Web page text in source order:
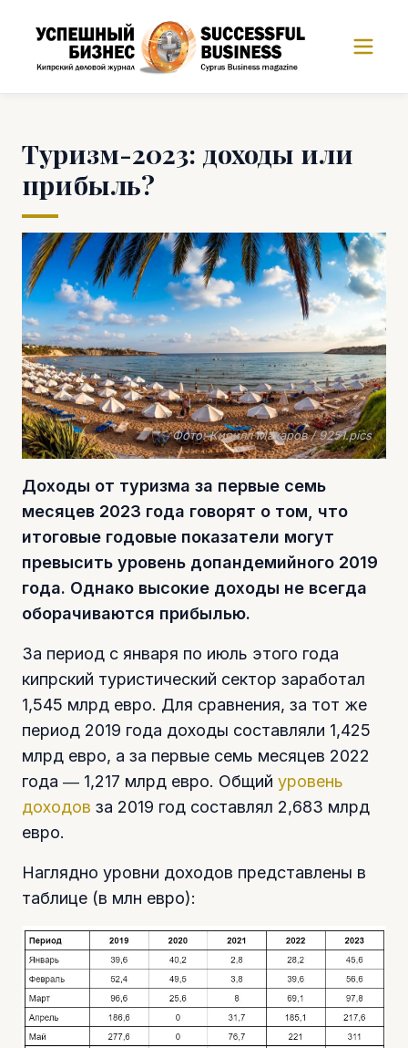
Туризм-2023: доходы или
прибыль?
Фото: Кирилл Макаров / 9251.pics
Доходы от туризма за первые семь
месяцев 2023 года говорят о том, что
итоговые годовые показатели могут
превысить уровень допандемийного 2019
года. Однако высокие доходы не всегда
оборачиваются прибылью.
За период с января по июль этого года
кипрский туристический сектор заработал
1,545 млрд евро. Для сравнения, за тот же
период 2019 года доходы составляли 1,425
млрд евро, а за первые семь месяцев 2022
года ― 1,217 млрд евро. Общий уровень
доходов за 2019 год составлял 2,683 млрд
евро.
Наглядно уровни доходов представлены в
таблице (в млн евро):